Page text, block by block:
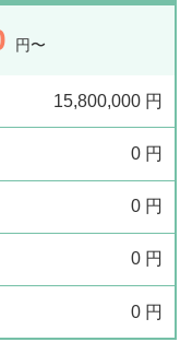
円〜
15,800,000 円
0 円
0 円
0 円
0 円